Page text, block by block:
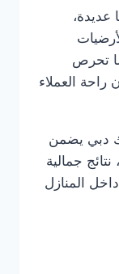
عديدة،
تحرص
راحة العملاء
دبي يضمن
جمالية
المنازل